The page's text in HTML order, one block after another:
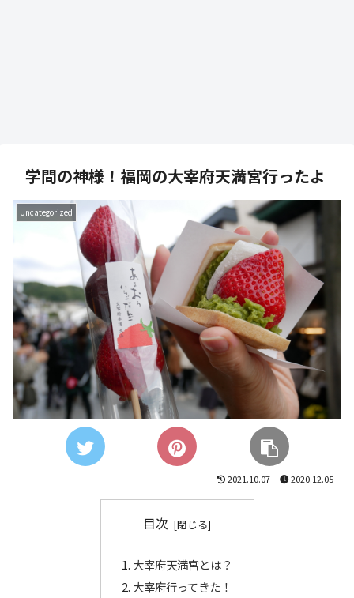
学問の神様！福岡の大宰府天満宮行ったよ
Uncategorized
2021.10.07 2020.12.05
目次
大宰府天満宮とは？
大宰府行ってきた！